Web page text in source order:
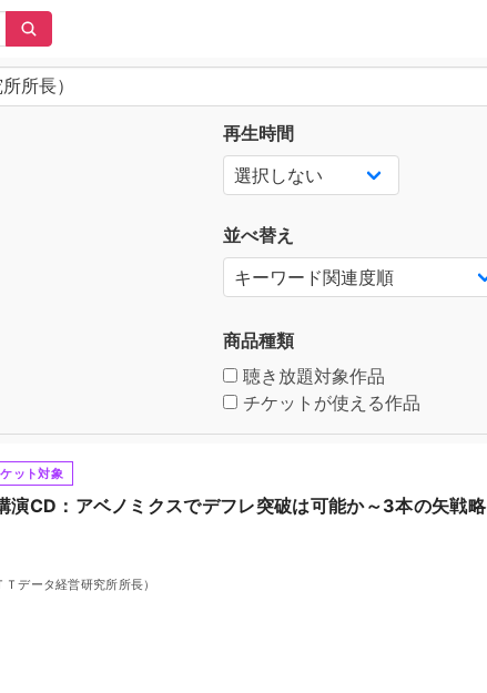
再生時間
並べ替え
商品種類
聴き放題対象作品
チケットが使える作品
ット対象
演CD：アベノミクスでデフレ突破は可能か～3本の矢戦略
データ経営研究所所長）